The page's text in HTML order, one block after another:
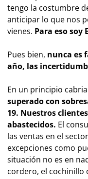
tengo la costumbre
anticipar lo que nos
vienes. Para eso soy
Pues bien, nunca es
año, las
En un principio
superado con
19. Nuestros
abastecidos. El
las ventas en el
excepciones como
situación no es en
cordero, el cochinillo